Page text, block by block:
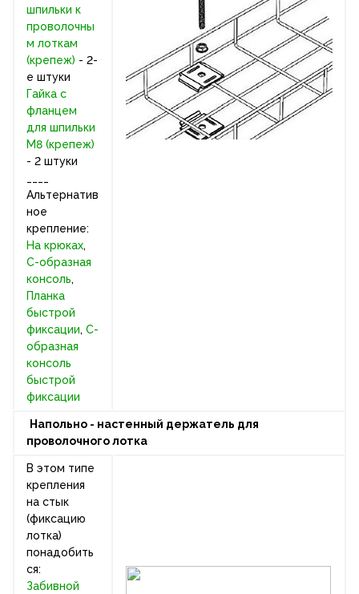
шпильки к
проволочны
м лоткам
(крепеж) - 2-
е штуки
Гайка с
фланцем
для шпильки
М8 (крепеж)
- 2 штуки
Альтернатив
ное
крепление:
На крюках,
С-образная
консоль,
Планка
быстрой
фиксации, С-
образная
консоль
быстрой
фиксации
Напольно - настенный держатель для
проволочного лотка
В этом типе
крепления
на стык
(фиксацию
лотка)
понадобить
ся:
Забивной